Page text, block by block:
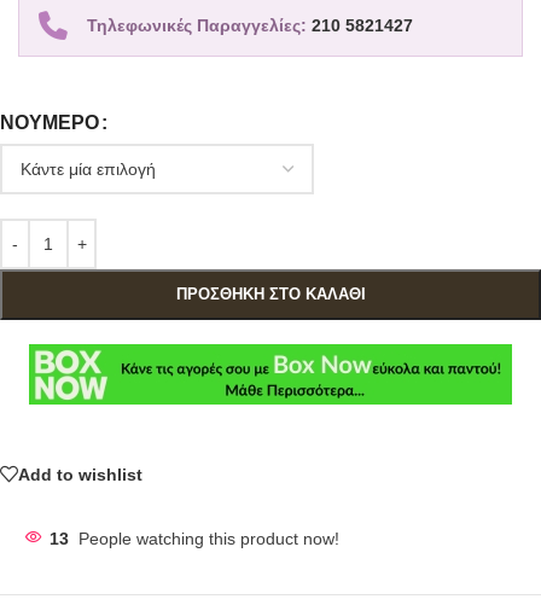
Τηλεφωνικές Παραγγελίες: 210 5821427
ΝΟΎΜΕΡΟ
ΠΡΟΣΘΉΚΗ ΣΤΟ ΚΑΛΆΘΙ
Add to wishlist
13 People watching this product now!